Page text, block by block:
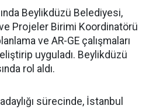
Beylikdüzü Belediyesi,
Projeler Birimi Koordinatörü
ve AR-GE çalışmaları
uyguladı. Beylikdüzü
rol aldı.
sürecinde, İstanbul